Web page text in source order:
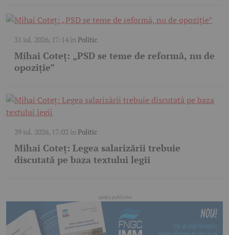
31 iul. 2026, 17:14în Politic
Mihai Coteț: „PSD se teme de reformă, nu de
opoziție”
29 iul. 2026, 17:02 în Politic
Mihai Coteț: Legea salarizării trebuie
discutată pe baza textului legii